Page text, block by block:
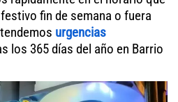
fin de semana o fuera
urgencias
los 365 días del año en Barrio